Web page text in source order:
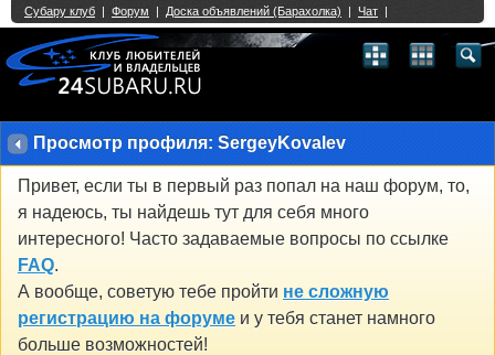
Просмотр профиля: SergeyKovalev
Привет, если ты в первый раз попал на наш форум, то,
я надеюсь, ты найдешь тут для себя много
интересного! Часто задаваемые вопросы по ссылке
FAQ.
А вообще, советую тебе пройти не сложную
регистрацию на форуме и у тебя станет намного
больше возможностей!
Single Sign On provided byvBSSO
2 3 4 5 6 7 8 9 10 11 12 13 14 15 16 17 18 21 22 23 24 25 26
27 28 29 30 31 32 33 40 41 42 43